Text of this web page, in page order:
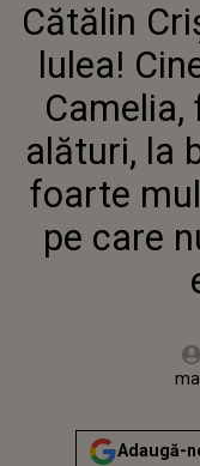
Cătălin
lulea!
Camelia,
alături, la
foarte
pe care
duminică, 18 februarie
Adaugă-